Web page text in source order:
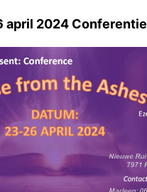
april 2024 Conferentie